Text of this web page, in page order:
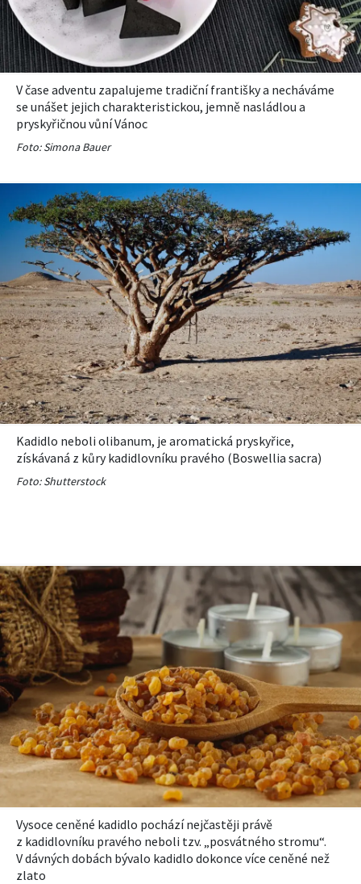
KVÍZY A TESTY
V čase adventu zapalujeme tradiční františky a necháváme
se unášet jejich charakteristickou, jemně nasládlou a
pryskyřičnou vůní Vánoc
Foto: Simona Bauer
Kadidlo neboli olibanum, je aromatická pryskyřice,
získávaná z kůry kadidlovníku pravého (Boswellia sacra)
Foto: Shutterstock
Vysoce ceněné kadidlo pochází nejčastěji právě
z kadidlovníku pravého neboli tzv. „posvátného stromu“.
V dávných dobách bývalo kadidlo dokonce více ceněné než
zlato